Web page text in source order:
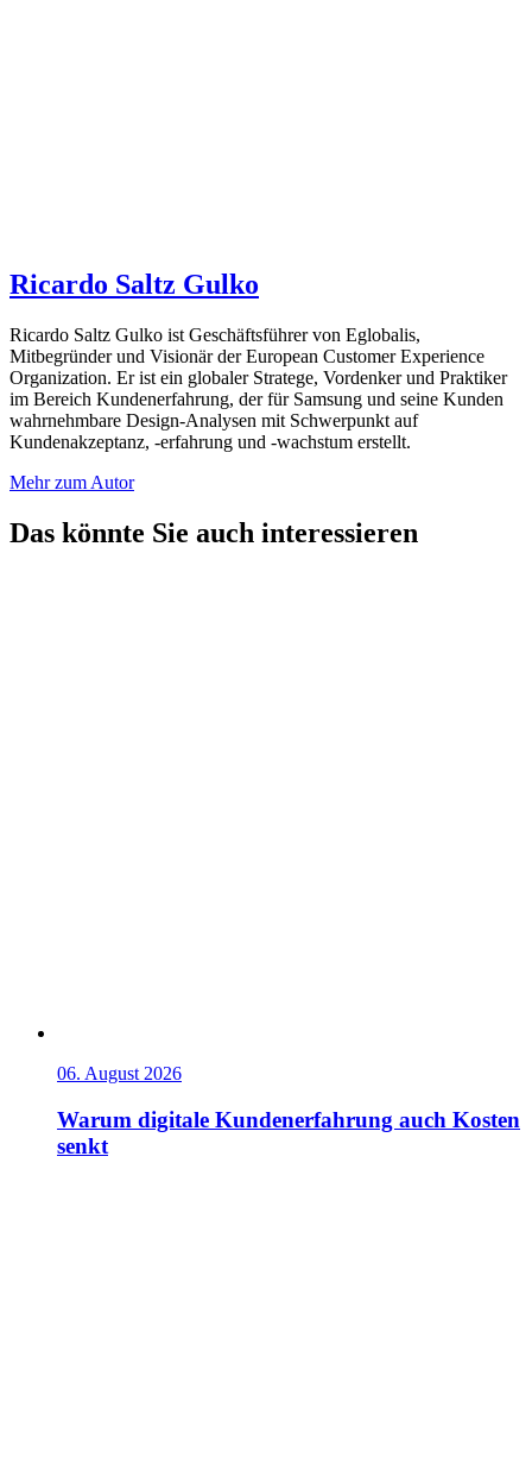
Ricardo Saltz Gulko
Ricardo Saltz Gulko ist Geschäftsführer von Eglobalis,
Mitbegründer und Visionär der European Customer Experience
Organization. Er ist ein globaler Stratege, Vordenker und Praktiker
im Bereich Kundenerfahrung, der für Samsung und seine Kunden
wahrnehmbare Design-Analysen mit Schwerpunkt auf
Kundenakzeptanz, -erfahrung und -wachstum erstellt.
Mehr zum Autor
Das könnte Sie auch interessieren
06. August 2026
Warum digitale Kundenerfahrung auch Kosten
senkt